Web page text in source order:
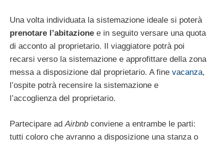
Una volta individuata la sistemazione ideale si poterà
prenotare l’abitazione e in seguito versare una quota
di acconto al proprietario. Il viaggiatore potrà poi
recarsi verso la sistemazione e approfittare della zona
messa a disposizione dal proprietario. A fine vacanza,
l’ospite potrà recensire la sistemazione e
l’accoglienza del proprietario.
Partecipare ad Airbnb conviene a entrambe le parti:
tutti coloro che avranno a disposizione una stanza o